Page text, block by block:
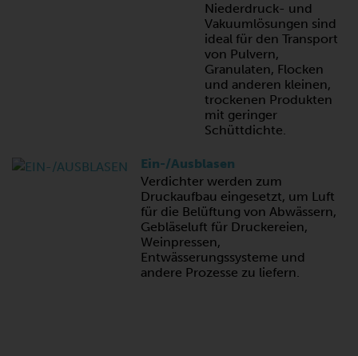
Niederdruck- und
Vakuumlösungen sind
ideal für den Transport
von Pulvern,
Granulaten, Flocken
und anderen kleinen,
trockenen Produkten
mit geringer
Schüttdichte.
Ein-/Ausblasen
Verdichter werden zum
Druckaufbau eingesetzt, um Luft
für die Belüftung von Abwässern,
Gebläseluft für Druckereien,
Weinpressen,
Entwässerungssysteme und
andere Prozesse zu liefern.